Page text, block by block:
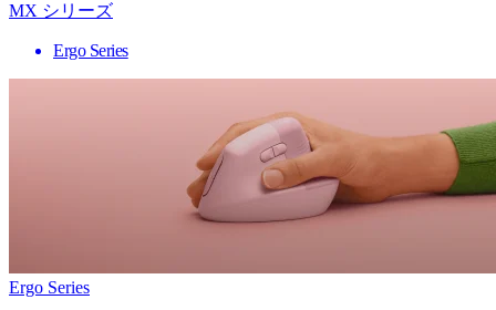
MX シリーズ
Ergo Series
Ergo Series